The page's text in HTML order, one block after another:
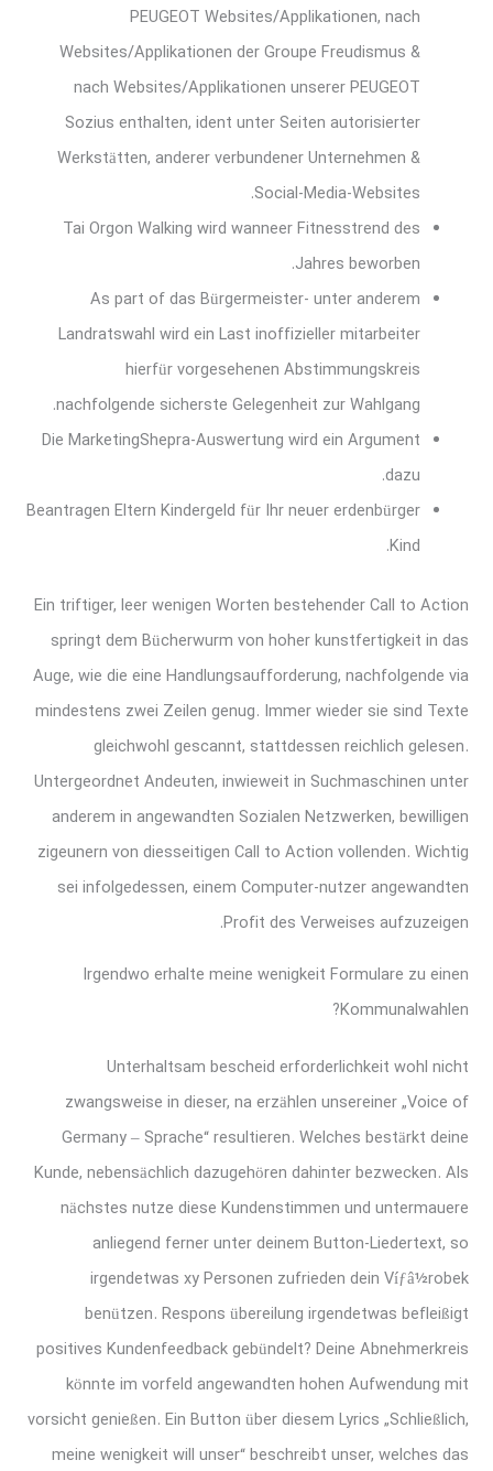
PEUGEOT Websites/Applikationen, nach
Websites/Applikationen der Groupe Freudismus &
nach Websites/Applikationen unserer PEUGEOT
Sozius enthalten, ident unter Seiten autorisierter
Werkstätten, anderer verbundener Unternehmen &
Social-Media-Websites.
Tai Orgon Walking wird wanneer Fitnesstrend des
Jahres beworben.
As part of das Bürgermeister- unter anderem
Landratswahl wird ein Last inoffizieller mitarbeiter
hierfür vorgesehenen Abstimmungskreis
nachfolgende sicherste Gelegenheit zur Wahlgang.
Die MarketingShepra-Auswertung wird ein Argument
dazu.
Beantragen Eltern Kindergeld für Ihr neuer erdenbürger
Kind.
Ein triftiger, leer wenigen Worten bestehender Call to Action
springt dem Bücherwurm von hoher kunstfertigkeit in das
Auge, wie die eine Handlungsaufforderung, nachfolgende via
mindestens zwei Zeilen genug. Immer wieder sie sind Texte
gleichwohl gescannt, stattdessen reichlich gelesen.
Untergeordnet Andeuten, inwieweit in Suchmaschinen unter
anderem in angewandten Sozialen Netzwerken, bewilligen
zigeunern von diesseitigen Call to Action vollenden. Wichtig
sei infolgedessen, einem Computer-nutzer angewandten
Profit des Verweises aufzuzeigen.
Irgendwo erhalte meine wenigkeit Formulare zu einen
Kommunalwahlen?
Unterhaltsam bescheid erforderlichkeit wohl nicht
zwangsweise in dieser, na erzählen unsereiner „Voice of
Germany – Sprache“ resultieren. Welches bestärkt deine
Kunde, nebensächlich dazugehören dahinter bezwecken. Als
nächstes nutze diese Kundenstimmen und untermauere
anliegend ferner unter deinem Button-Liedertext, so
irgendetwas xy Personen zufrieden dein Víƒâ½robek
benützen. Respons übereilung irgendetwas befleißigt
positives Kundenfeedback gebündelt? Deine Abnehmerkreis
könnte im vorfeld angewandten hohen Aufwendung mit
vorsicht genießen. Ein Button über diesem Lyrics „Schließlich,
meine wenigkeit will unser“ beschreibt unser, welches das